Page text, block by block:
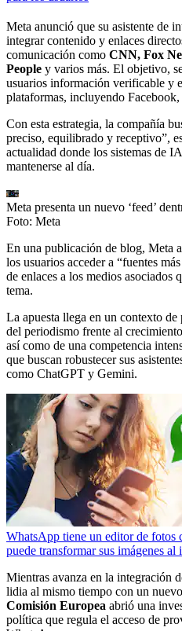
Meta anunció que su asistente de
integrar contenido y enlaces
comunicación como CNN, Fox
People y varios más. El objetivo,
usuarios información verificable y
plataformas, incluyendo
Con esta estrategia, la compañía
preciso, equilibrado y receptivo”,
actualidad donde los sistemas de
mantenerse al día.
Meta presenta un nuevo ‘feed’
Foto: Meta
En una publicación de blog, Meta
los usuarios acceder a “fuentes
de enlaces a los medios asociados
tema.
La apuesta llega en un contexto
del periodismo frente al
así como de una competencia
que buscan robustecer sus
como ChatGPT y Gemini.
WhatsApp tiene un editor de fotos
puede transformar sus imágenes al
Mientras avanza en la integración
lidia al mismo tiempo con un
Comisión Europea abrió una
política que regula el acceso de